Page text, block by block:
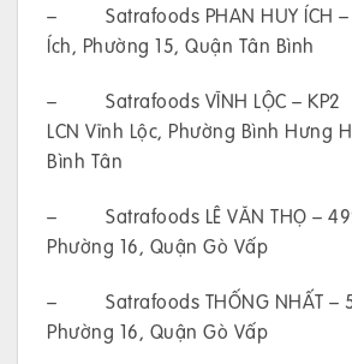
– Satrafoods PHAN HUY ÍCH –
Ích, Phường 15, Quận Tân Bình
– Satrafoods VĨNH LỘC – KP2
LCN Vĩnh Lộc, Phường Bình Hưng
Bình Tân
– Satrafoods LÊ VĂN THỌ –
Phường 16, Quận Gò Vấp
– Satrafoods THỐNG NHẤT –
Phường 16, Quận Gò Vấp